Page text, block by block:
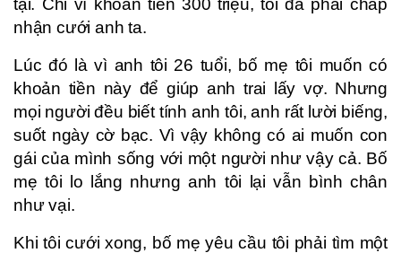
nhận cưới anh ta.
Lúc đó là vì anh tôi 26 tuổi, bố mẹ tôi muốn có
khoản tiền này để giúp anh trai lấy vợ. Nhưng
mọi người đều biết tính anh tôi, anh rất lười biếng,
suốt ngày cờ bạc. Vì vậy không có ai muốn con
gái của mình sống với một người như vậy cả. Bố
mẹ tôi lo lắng nhưng anh tôi lại vẫn bình chân
như vại.
Khi tôi cưới xong, bố mẹ yêu cầu tôi phải tìm một